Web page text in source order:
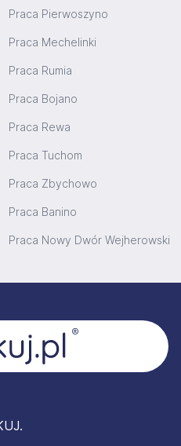
Praca Pierwoszyno
Praca Mechelinki
Praca Rumia
Praca Bojano
Praca Rewa
Praca Tuchom
Praca Zbychowo
Praca Banino
Praca Nowy Dwór Wejherowski